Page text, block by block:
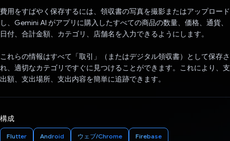
費用をすばやく保存するには、領収書の写真を撮影またはアップロード
し、Gemini AI がアプリに購入したすべての商品の数量、価格、通貨、
日付、合計金額、カテゴリ、店舗名を入力できるようにします。
これらの情報はすべて「取引」（またはデジタル領収書）として保存さ
れ、適切なカテゴリですぐに見つけることができます。これにより、支
出額、支出場所、支出内容を簡単に追跡できます。
構成
Flutter Android ウェブ/Chrome Firebase